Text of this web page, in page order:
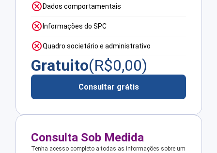
Dados comportamentais
Informações do SPC
Quadro societário e administrativo
Gratuito(R$0,00)
Consultar grátis
Consulta Sob Medida
Tenha acesso completo a todas as informações sobre um